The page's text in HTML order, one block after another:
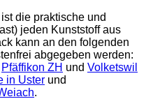
die praktische und
jeden Kunststoff aus
kann an den folgenden
abgegeben werden:
Pfäffikon ZH und Volketswil
in Uster und
.